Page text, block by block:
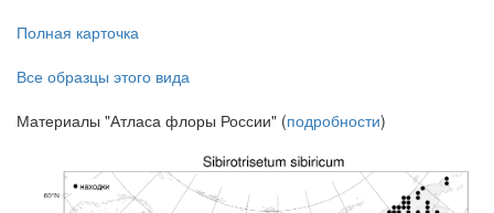
Полная карточка
Все образцы этого вида
Материалы "Атласа флоры России" (подробности)